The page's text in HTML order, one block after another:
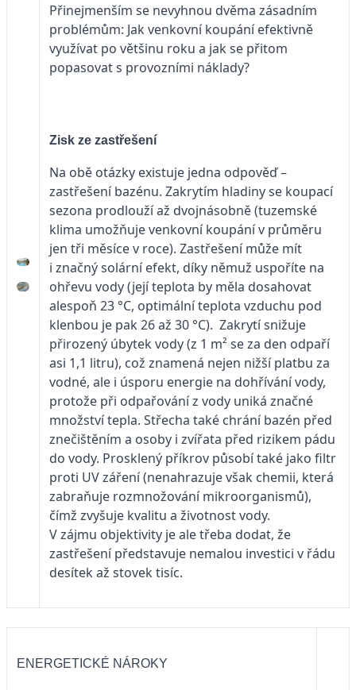
Přinejmenším se nevyhnou dvěma zásadním
problémům: Jak venkovní koupání efektivně
využívat po většinu roku a jak se přitom
popasovat s provozními náklady?
Zisk ze zastřešení
Na obě otázky existuje jedna odpověď –
zastřešení bazénu. Zakrytím hladiny se koupací
sezona prodlouží až dvojnásobně (tuzemské
klima umožňuje venkovní koupání v průměru
jen tři měsíce v roce). Zastřešení může mít
i značný solární efekt, díky němuž uspoříte na
ohřevu vody (její teplota by měla dosahovat
alespoň 23 °C, optimální teplota vzduchu pod
klenbou je pak 26 až 30 °C). Zakrytí snižuje
přirozený úbytek vody (z 1 m² se za den odpaří
asi 1,1 litru), což znamená nejen nižší platbu za
vodné, ale i úsporu energie na dohřívání vody,
protože při odpařování z vody uniká značné
množství tepla. Střecha také chrání bazén před
znečištěním a osoby i zvířata před rizikem pádu
do vody. Prosklený příkrov působí také jako filtr
proti UV záření (nenahrazuje však chemii, která
zabraňuje rozmnožování mikroorganismů),
čímž zvyšuje kvalitu a životnost vody.
V zájmu objektivity je ale třeba dodat, že
zastřešení představuje nemalou investici v řádu
desítek až stovek tisíc.
ENERGETICKÉ NÁROKY